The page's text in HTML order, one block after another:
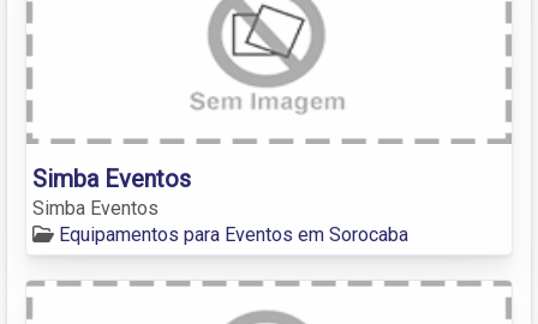
Simba Eventos
Simba Eventos
Equipamentos para Eventos em Sorocaba